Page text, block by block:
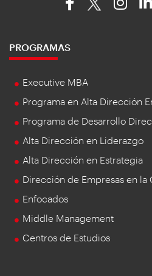
PROGRAMAS
Executive MBA
Programa en Alta Dirección
Programa de Desarrollo
Alta Dirección en Liderazgo
Alta Dirección en Estrategia
Dirección de Empresas en la
Enfocados
Middle Management
Centros de Estudios